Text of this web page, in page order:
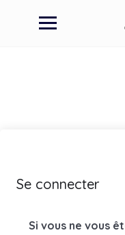
Se connecter
Si vous ne vous